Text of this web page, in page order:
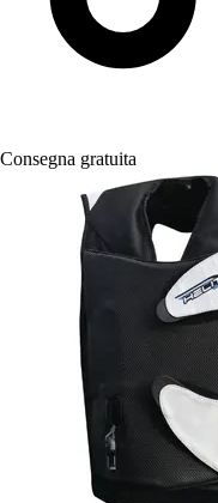
Consegna gratuita